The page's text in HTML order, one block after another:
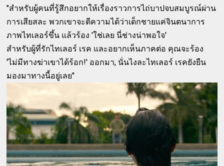
"สำหรับผู้คนที่รู้สึกอยากให้เรื่องราวการไถ่บาปจบสมบูรณ์ผ่าน
การเสียสละ พวกเขาจะตีความได้ว่าเด็กชายแค่จินตนาการ
ภาพไทเลอร์ขึ้น แล้วร้อง 'ใช่เลย นี่ช่างน่าพอใจ'
สำหรับผู้ที่รักไทเลอร์ เรค และอยากเห็นภาคต่อ คุณจะร้อง
'ไม่มีทางฆ่าเขาได้ร้อก!' ออกมา, นั่นไงละไทเลอร์ เรคยังยืน
มองมาทางนี้อยู่เลย"